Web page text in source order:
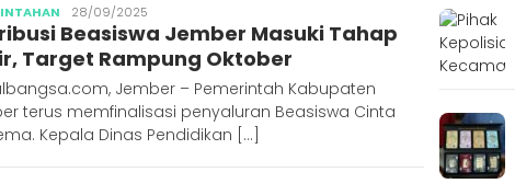
Publisher
28/09/2025
Beasiswa Jember Masuki Tahap
Target Rampung Oktober
Jember – Pemerintah Kabupaten
terus memfinalisasi penyaluran Beasiswa Cinta
Kepala Dinas Pendidikan […]